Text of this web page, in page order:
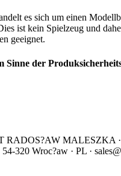
es sich um einen
ist kein Spielzeug und
geeignet.
Sinne der
RADOS?AW MALESZKA
320 Wroc?aw · PL ·